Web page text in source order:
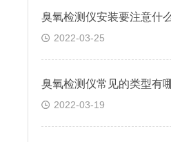
臭氧检测仪安装要注意什
2022-03-25
臭氧检测仪常见的类型有
2022-03-19